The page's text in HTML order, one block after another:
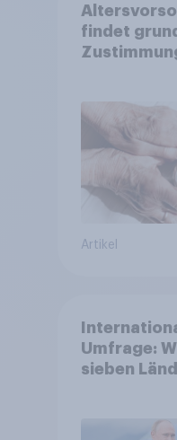
findet
Akzeptanz
Artikel
Umfrage:
sieben